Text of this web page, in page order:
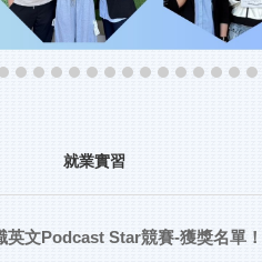
就業實習
英文Podcast Star競賽-獲獎名單！